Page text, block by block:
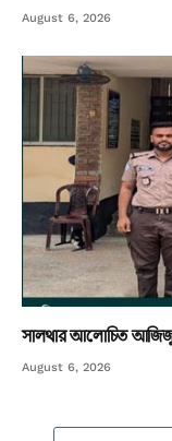
August 6, 2026
সালথার আলোচিত আজিজুর
August 6, 2026